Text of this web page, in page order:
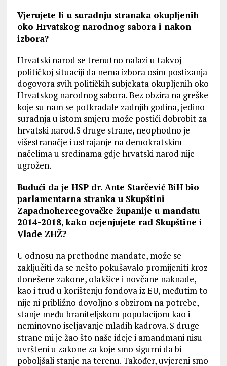
Vjerujete li u suradnju stranaka okupljenih
oko Hrvatskog narodnog sabora i nakon
izbora?
Hrvatski narod se trenutno nalazi u takvoj
političkoj situaciji da nema izbora osim postizanja
dogovora svih političkih subjekata okupljenih oko
Hrvatskog narodnog sabora. Bez obzira na greške
koje su nam se potkradale zadnjih godina, jedino
suradnja u istom smjeru može postići dobrobit za
hrvatski narod.S druge strane, neophodno je
višestranačje i ustrajanje na demokratskim
načelima u sredinama gdje hrvatski narod nije
ugrožen.
Budući da je HSP dr. Ante Starčević BiH bio
parlamentarna stranka u Skupštini
Zapadnohercegovačke županije u mandatu
2014-2018, kako ocjenjujete rad Skupštine i
Vlade ZHŽ?
U odnosu na prethodne mandate, može se
zaključiti da se nešto pokušavalo promijeniti kroz
donešene zakone, olakšice i novčane naknade,
kao i trud u korištenju fondova iz EU, međutim to
nije ni približno dovoljno s obzirom na potrebe,
stanje među braniteljskom populacijom kao i
neminovno iseljavanje mladih kadrova. S druge
strane mi je žao što naše ideje i amandmani nisu
uvršteni u zakone za koje smo sigurni da bi
poboljšali stanje na terenu. Također, uvjereni smo